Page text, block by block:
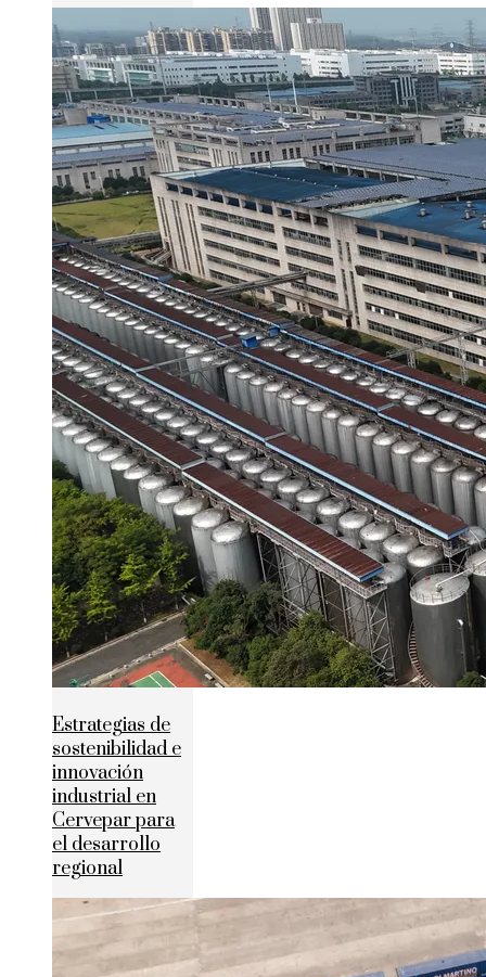
Estrategias de
sostenibilidad e
innovación
industrial en
Cervepar para
el desarrollo
regional